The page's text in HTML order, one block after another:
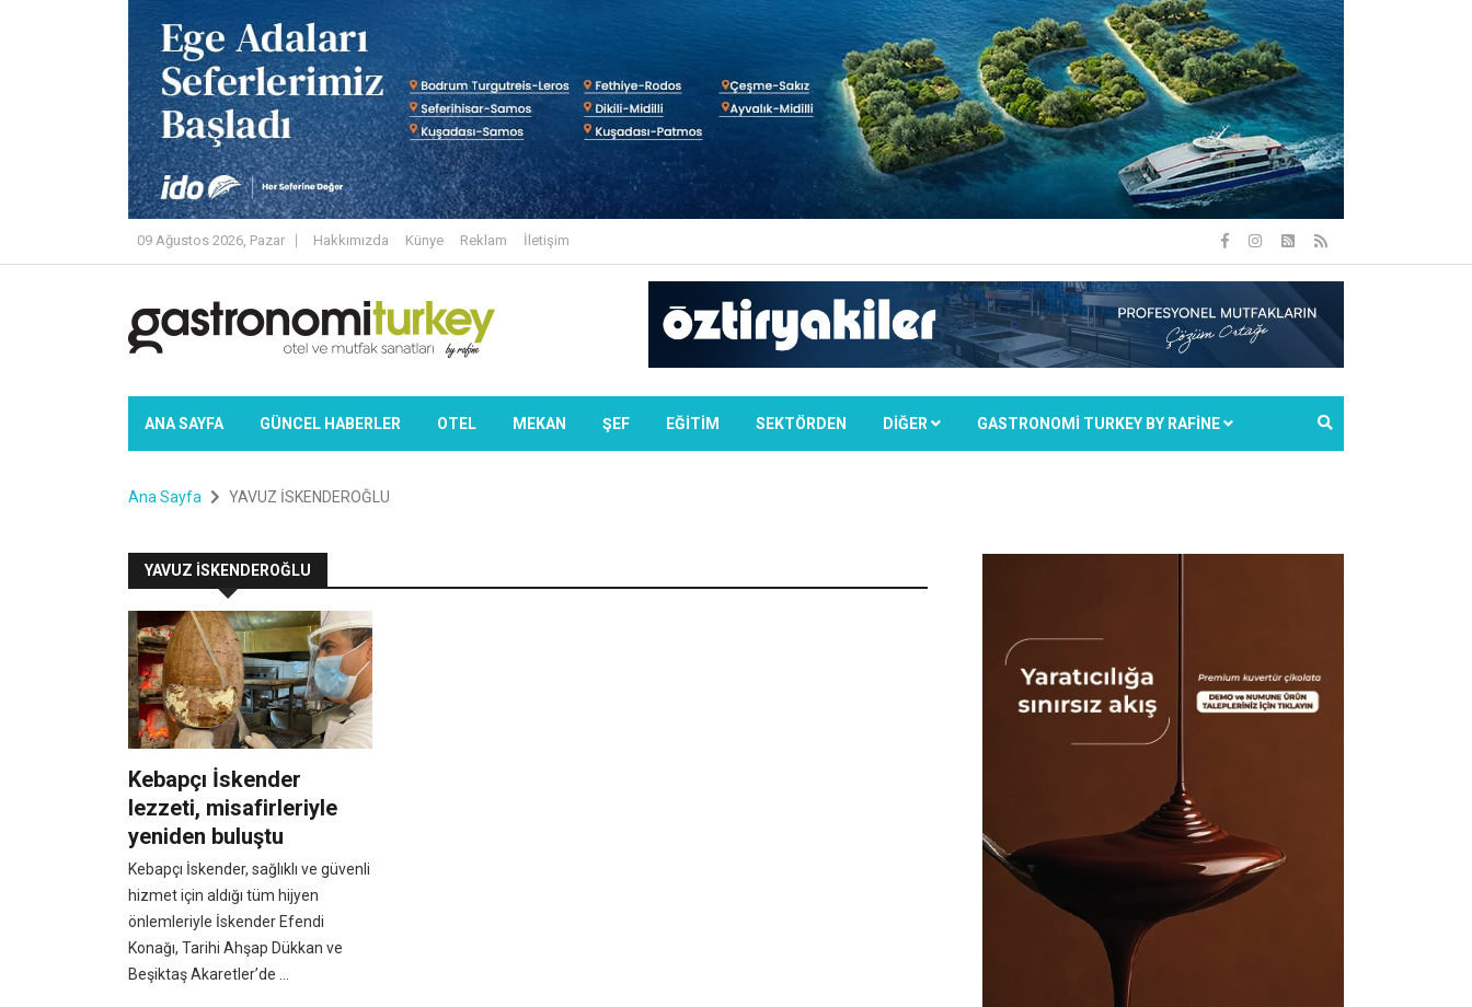
09 Ağustos 2026, Pazar Hakkımızda Künye Reklam İletişim
ANA SAYFA GÜNCEL HABERLER OTEL MEKAN ŞEF EĞİTİM SEKTÖRDEN DIĞER GASTRONOMİ TURKEY BY RAFİNE
Ana Sayfa YAVUZ İSKENDEROĞLU
YAVUZ İSKENDEROĞLU
Kebapçı İskender
lezzeti, misafirleriyle
yeniden buluştu
Kebapçı İskender, sağlıklı ve güvenli
hizmet için aldığı tüm hijyen
önlemleriyle İskender Efendi
Konağı, Tarihi Ahşap Dükkan ve
Beşiktaş Akaretler’de ...